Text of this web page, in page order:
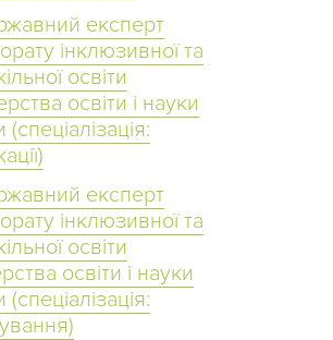
експерт
інклюзивної та
освіти
освіти і науки
(спеціалізація:
експерт
інклюзивної та
освіти
освіти і науки
(спеціалізація: